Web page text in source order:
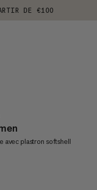
DE €100
avec plastron softshell